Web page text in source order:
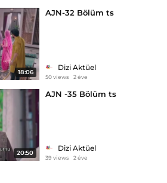
18:06
AJN-32 Bölüm ts
Dizi Aktüel
50 views 2 éve
20:50
AJN -35 Bölüm ts
Dizi Aktüel
39 views 2 éve